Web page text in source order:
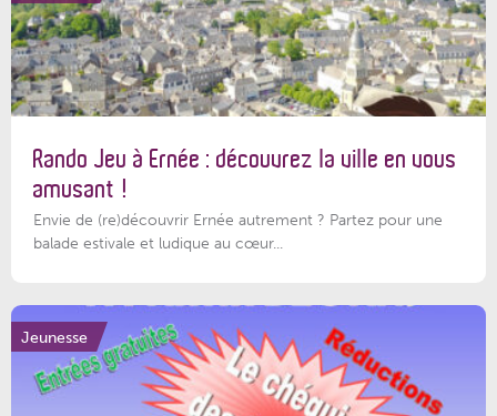
Rando Jeu à Ernée : découvrez la ville en vous
amusant !
Envie de (re)découvrir Ernée autrement ? Partez pour une
balade estivale et ludique au cœur...
Jeunesse